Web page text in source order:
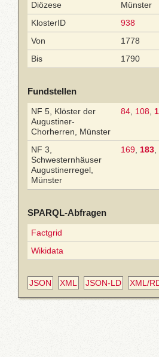
Diözese
Münster
KlosterID
938
Von
1778
Bis
1790
Fundstellen
NF 5, Klöster der
Augustiner-
Chorherren, Münster
84 108
NF 3,
Schwesternhäuser
Augustinerregel,
Münster
169 183
SPARQL-Abfragen
Factgrid
Wikidata
JSON XML JSON-LD XML/